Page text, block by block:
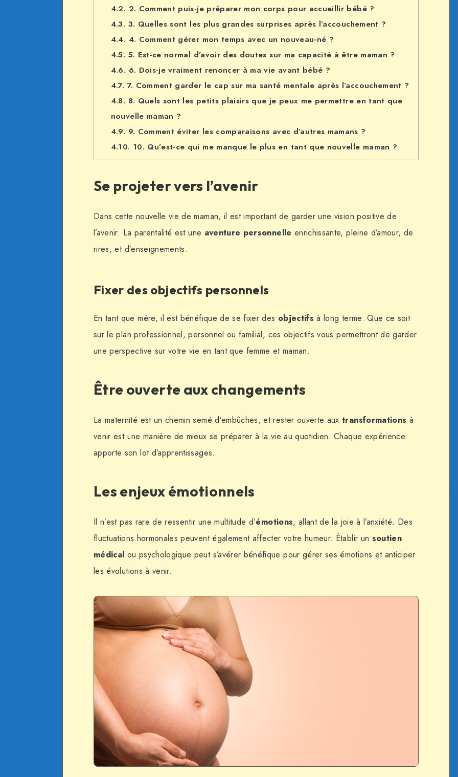
4.2. 2. Comment puis-je préparer mon corps pour accueillir bébé ?
4.3. 3. Quelles sont les plus grandes surprises après l’accouchement ?
4.4. 4. Comment gérer mon temps avec un nouveau-né ?
4.5. 5. Est-ce normal d’avoir des doutes sur ma capacité à être maman ?
4.6. 6. Dois-je vraiment renoncer à ma vie avant bébé ?
4.7. 7. Comment garder le cap sur ma santé mentale après l’accouchement ?
4.8. 8. Quels sont les petits plaisirs que je peux me permettre en tant que
nouvelle maman ?
4.9. 9. Comment éviter les comparaisons avec d’autres mamans ?
4.10. 10. Qu’est-ce qui me manque le plus en tant que nouvelle maman ?
Se projeter vers l’avenir
Dans cette nouvelle vie de maman, il est important de garder une vision positive de
l’avenir. La parentalité est une aventure personnelle enrichissante, pleine d’amour, de
rires, et d’enseignements.
Fixer des objectifs personnels
En tant que mère, il est bénéfique de se fixer des objectifs à long terme. Que ce soit
sur le plan professionnel, personnel ou familial, ces objectifs vous permettront de garder
une perspective sur votre vie en tant que femme et maman.
Être ouverte aux changements
La maternité est un chemin semé d’embûches, et rester ouverte auxtransformations à
venir est une manière de mieux se préparer à la vie au quotidien. Chaque expérience
apporte son lot d’apprentissages.
Les enjeux émotionnels
Il n’est pas rare de ressentir une multitude d’émotions, allant de la joie à l’anxiété. Des
fluctuations hormonales peuvent également affecter votre humeur. Établir un soutien
médical ou psychologique peut s’avérer bénéfique pour gérer ses émotions et anticiper
les évolutions à venir.